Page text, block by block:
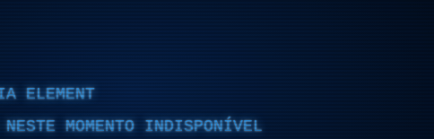
ELEMENT
MOMENTO INDISPONÍVEL